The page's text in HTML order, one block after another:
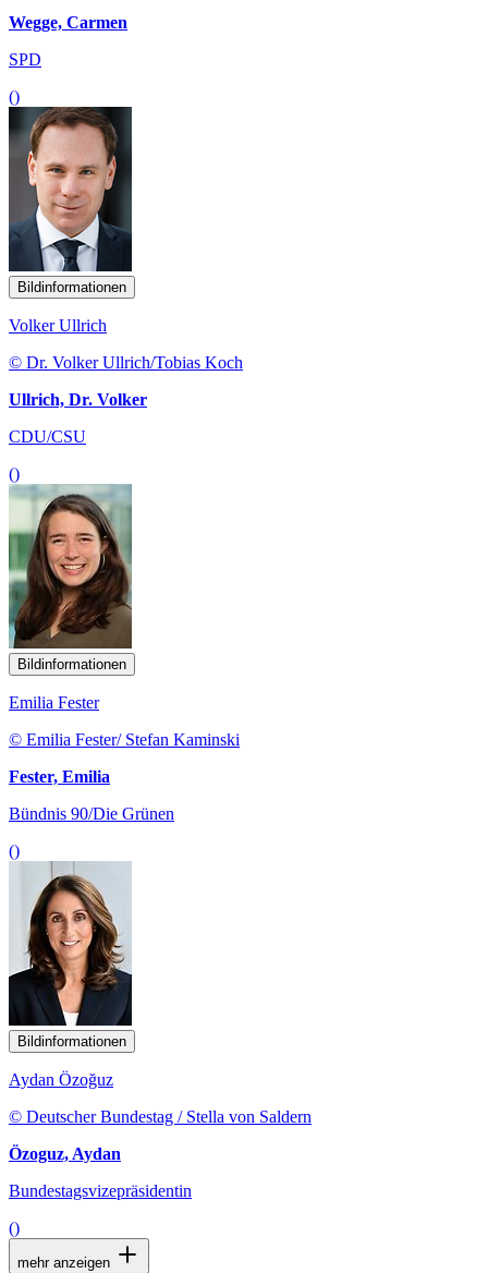
Wegge, Carmen
SPD
()
Bildinformationen
Volker Ullrich
© Dr. Volker Ullrich/Tobias Koch
Ullrich, Dr. Volker
CDU/CSU
()
Bildinformationen
Emilia Fester
© Emilia Fester/ Stefan Kaminski
Fester, Emilia
Bündnis 90/Die Grünen
()
Bildinformationen
Aydan Özoğuz
© Deutscher Bundestag / Stella von Saldern
Özoguz, Aydan
Bundestagsvizepräsidentin
()
mehr anzeigen